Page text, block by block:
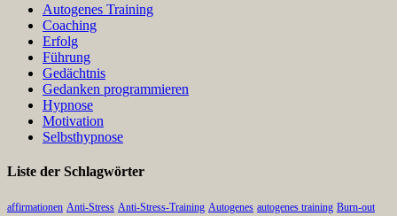
Autogenes Training
Coaching
Erfolg
Führung
Gedächtnis
Gedanken programmieren
Hypnose
Motivation
Selbsthypnose
Liste der Schlagwörter
affirmationen Anti-Stress Anti-Stress-Training Autogenes autogenes training Burn-out